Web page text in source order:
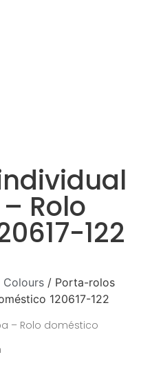
Rolo
122
Colours / Porta-rolos
120617-122
– Rolo doméstico